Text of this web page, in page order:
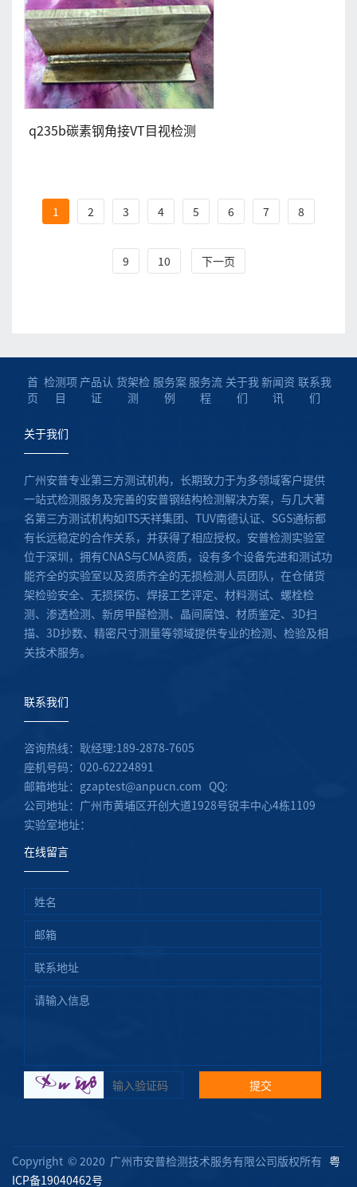
q235b碳素钢角接VT目视检测
1 2 3 4 5 6 7 8
9 10 下一页
首
页
检测项
目
产品认
证
货架检
测
服务案
例
服务流
程
关于我
们
新闻资
讯
联系我
们
关于我们
广州安普专业第三方测试机构，长期致力于为多领域客户提供
一站式检测服务及完善的安普钢结构检测解决方案，与几大著
名第三方测试机构如ITS天祥集团、TUV南德认证、SGS通标都
有长远稳定的合作关系，并获得了相应授权。安普检测实验室
位于深圳，拥有CNAS与CMA资质，设有多个设备先进和测试功
能齐全的实验室以及资质齐全的无损检测人员团队，在仓储货
架检验安全、无损探伤、焊接工艺评定、材料测试、螺栓检
测、渗透检测、新房甲醛检测、晶间腐蚀、材质鉴定、3D扫
描、3D抄数、精密尺寸测量等领域提供专业的检测、检验及相
关技术服务。
联系我们
咨询热线：耿经理:189-2878-7605
座机号码：020-62224891
邮箱地址：gzaptest@anpucn.com QQ:
公司地址：广州市黄埔区开创大道1928号锐丰中心4栋1109
实验室地址：
在线留言
提交
Copyright © 2020 广州市安普检测技术服务有限公司版权所有 粤
ICP备19040462号